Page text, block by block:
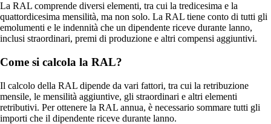
La RAL comprende diversi elementi, tra cui la tredicesima e la
quattordicesima mensilità, ma non solo. La RAL tiene conto di tutti gli
emolumenti e le indennità che un dipendente riceve durante lanno,
inclusi straordinari, premi di produzione e altri compensi aggiuntivi.
Come si calcola la RAL?
Il calcolo della RAL dipende da vari fattori, tra cui la retribuzione
mensile, le mensilità aggiuntive, gli straordinari e altri elementi
retributivi. Per ottenere la RAL annua, è necessario sommare tutti gli
importi che il dipendente riceve durante lanno.